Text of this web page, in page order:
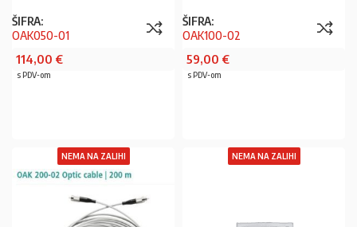
ŠIFRA:
OAK050-01
114,00 €
s PDV-om
ŠIFRA:
OAK100-02
59,00 €
s PDV-om
NEMA NA ZALIHI NEMA NA ZALIHI